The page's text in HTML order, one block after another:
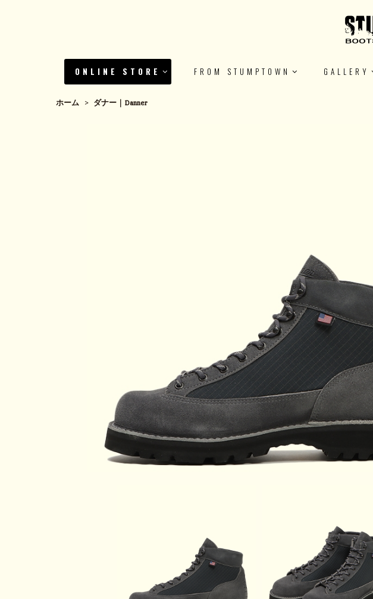
ONLINE STORE FROM STUMPTOWN GALLERY
ホーム > ダナー｜Danner